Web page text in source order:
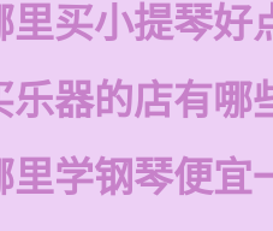
里买小提琴好
乐器的店有哪
里学钢琴便宜